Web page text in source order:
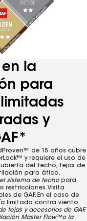
ático de manera
debes descargar la
Control de
un Android™ 5.0 o
la
para
y
de 15 años cubre
y requiere el uso de
del techo, tejas de
para ático.
sistema de techopara
restricciones. Visita
de GAF. En el caso de
limitada contra viento
tejas y accesorios de GAF,
Master Flow™o la